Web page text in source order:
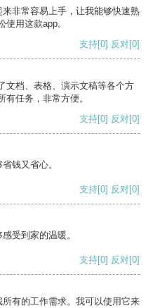
非常容易上手，让我能够快速熟
用这款app。
支持[0] 反对[0]
文档、表格、演示文稿等各个方
任务，非常方便。
支持[0] 反对[0]
钱又省心。
支持[0] 反对[0]
受到家的温暖。
支持[0] 反对[0]
有的工作需求。我可以使用它来